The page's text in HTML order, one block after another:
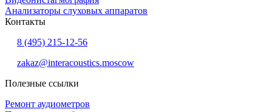
Анализаторы слуховых аппаратов
Контакты
8 (495) 215-12-56
zakaz@interacoustics.moscow
Полезные ссылки
Ремонт аудиометров